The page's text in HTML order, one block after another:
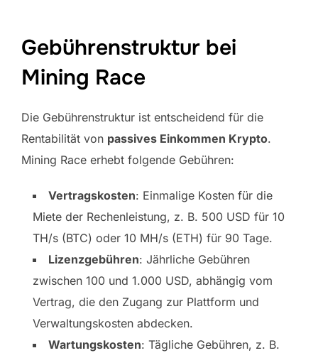
Gebührenstruktur bei
Mining Race
Die Gebührenstruktur ist entscheidend für die
Rentabilität von passives Einkommen Krypto.
Mining Race erhebt folgende Gebühren:
Vertragskosten: Einmalige Kosten für die
Miete der Rechenleistung, z. B. 500 USD für 10
TH/s (BTC) oder 10 MH/s (ETH) für 90 Tage.
Lizenzgebühren: Jährliche Gebühren
zwischen 100 und 1.000 USD, abhängig vom
Vertrag, die den Zugang zur Plattform und
Verwaltungskosten abdecken.
Wartungskosten: Tägliche Gebühren, z. B.